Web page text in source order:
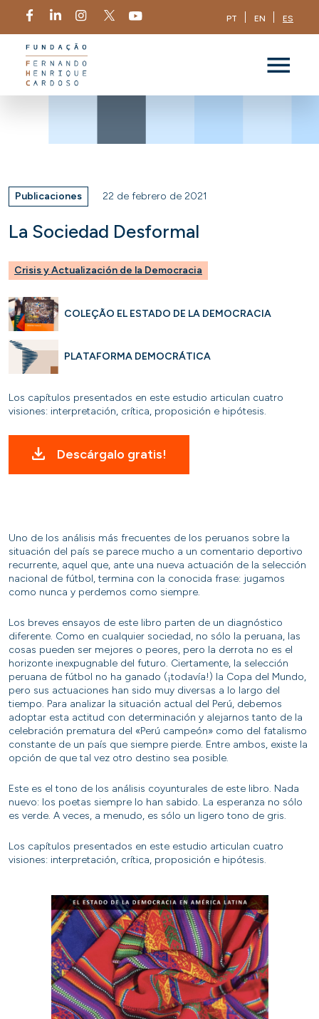
PT EN ES
Publicaciones 22 de febrero de 2021
La Sociedad Desformal
Crisis y Actualización de la Democracia
COLEÇÃO EL ESTADO DE LA DEMOCRACIA
PLATAFORMA DEMOCRÁTICA
Los capítulos presentados en este estudio articulan cuatro
visiones: interpretación, crítica, proposición e hipótesis.
Descárgalo gratis!
Uno de los análisis más frecuentes de los peruanos sobre la
situación del país se parece mucho a un comentario deportivo
recurrente, aquel que, ante una nueva actuación de la selección
nacional de fútbol, termina con la conocida frase: jugamos
como nunca y perdemos como siempre.
Los breves ensayos de este libro parten de un diagnóstico
diferente. Como en cualquier sociedad, no sólo la peruana, las
cosas pueden ser mejores o peores, pero la derrota no es el
horizonte inexpugnable del futuro. Ciertamente, la selección
peruana de fútbol no ha ganado (¡todavía!) la Copa del Mundo,
pero sus actuaciones han sido muy diversas a lo largo del
tiempo. Para analizar la situación actual del Perú, debemos
adoptar esta actitud con determinación y alejarnos tanto de la
celebración prematura del «Perú campeón» como del fatalismo
constante de un país que siempre pierde. Entre ambos, existe la
opción de que tal vez otro destino sea posible.
Este es el tono de los análisis coyunturales de este libro. Nada
nuevo: los poetas siempre lo han sabido. La esperanza no sólo
es verde. A veces, a menudo, es sólo un ligero tono de gris.
Los capítulos presentados en este estudio articulan cuatro
visiones: interpretación, crítica, proposición e hipótesis.